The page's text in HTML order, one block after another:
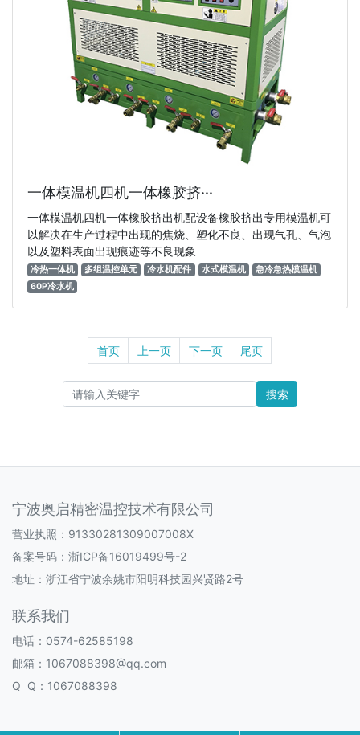
一体模温机四机一体橡胶挤···
一体模温机四机一体橡胶挤出机配设备橡胶挤出专用模温机可
以解决在生产过程中出现的焦烧、塑化不良、出现气孔、气泡
以及塑料表面出现痕迹等不良现象
冷热一体机 多组温控单元 冷水机配件 水式模温机
急冷急热模温机
60P冷水机
首页 上一页 下一页 尾页
搜索
宁波奥启精密温控技术有限公司
营业执照：91330281309007008X
备案号码： 浙ICP备16019499号-2
地址：浙江省宁波余姚市阳明科技园兴贤路2号
联系我们
电话：0574-62585198
邮箱：1067088398@qq.com
Q Q：1067088398